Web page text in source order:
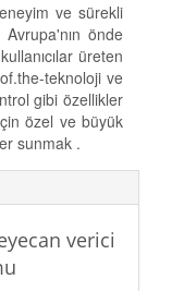
ve sürekli
önde
üreten
teknoloji ve
gibi özellikler
özel ve büyük
sunmak .
verici